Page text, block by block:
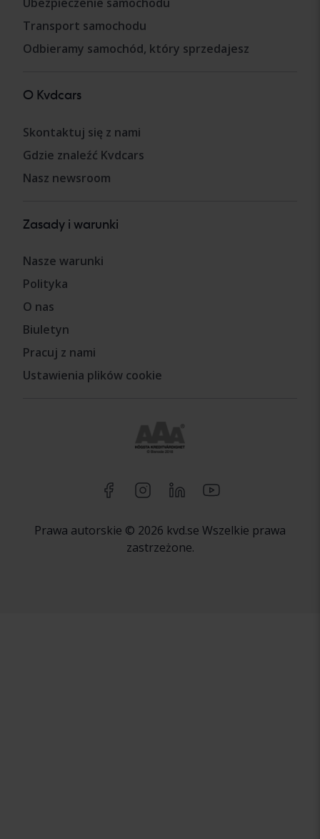
Transport samochodu
Odbieramy samochód, który sprzedajesz
O Kvdcars
Skontaktuj się z nami
Gdzie znaleźć Kvdcars
Nasz newsroom
Zasady i warunki
Nasze warunki
Polityka
O nas
Biuletyn
Pracuj z nami
Ustawienia plików cookie
Prawa autorskie © 2026 kvd.se Wszelkie prawa
zastrzeżone.